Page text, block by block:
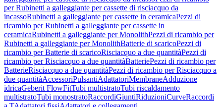
per Rubinetti a galleggiante per cassette di risciacquo da
incassoRubinetti a galleggiante per cassette in ceramicaPezzi di
ricambio per Rubinetti a galleggiante per cassette in
ceramicaRubinetti a galleggiante per MonolithPezzi di ricambio per
Rubinetti a galleggiante per MonolithBatterie di scaricoPezzi di
ricambio per Batterie di scaricoRisciacquo a due quantitàPezzi di
ricambio per Risciacquo a due quantitàBatteriePezzi di ricambio per
BatterieRisciacquo a due quantitàPezzi di ricambio per Risciacquo a
due quantitàAccessoriPulsantiAdattatoriMembraneAdduzione
idricaGeberit FlowFitTubi multistratoTubi riscaldamento
multistratoTubi monostratoRaccordiGiuntiRiduzioniCurveRaccordi